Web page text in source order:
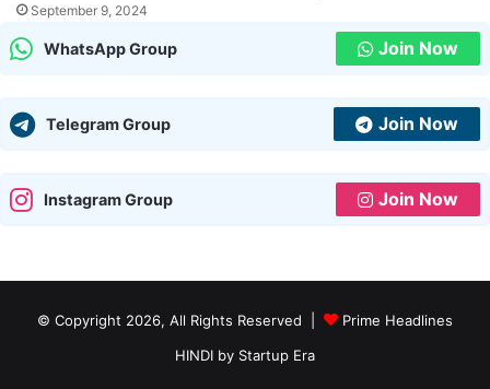
September 9, 2024
WhatsApp Group Join Now
Telegram Group Join Now
Instagram Group Join Now
© Copyright 2026, All Rights Reserved |
Prime Headlines
HINDI by Startup Era